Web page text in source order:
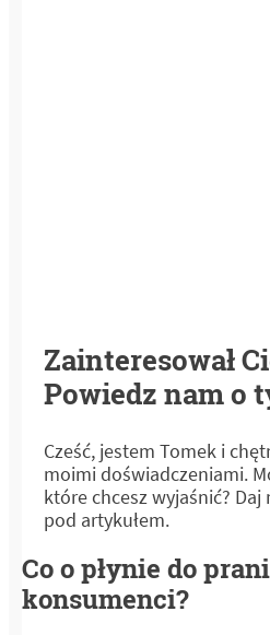
Zainteresował
Powiedz nam o
Cześć, jestem Tomek i
moimi doświadczeniami.
które chcesz wyjaśnić?
pod artykułem.
Co o płynie do
konsumenci?